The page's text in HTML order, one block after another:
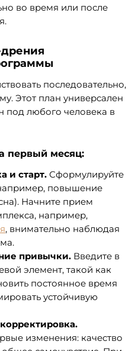
во время или после
последовательно,
Этот план универсален
под любого человека в
первый месяц:
и старт. Сформулируйте
повышение
Начните прием
например,
, внимательно наблюдая
привычки. Введите в
элемент, такой как
постоянное время
устойчивую
изменения: качество